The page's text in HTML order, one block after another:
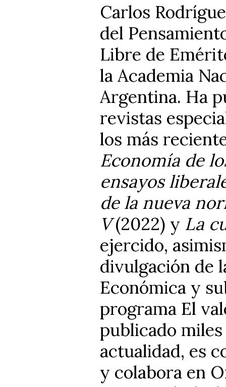
Carlos
del
Libre de
la Academia
Argentina. Ha
revistas
los más
Economía de
ensayos
de la nueva
V(2022) y La
ejercido,
divulgación de
Económica y
programa El
publicado
actualidad, es
y colabora en